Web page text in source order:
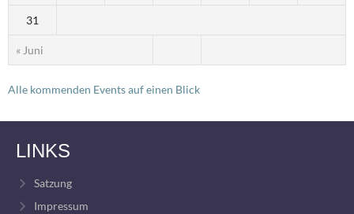
« Juni
31
Alle kommenden Events auf einen Blick
LINKS
Satzung
Impressum